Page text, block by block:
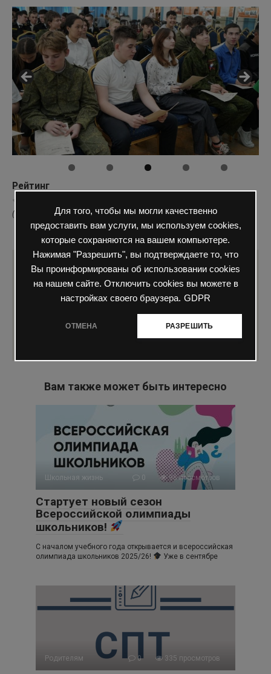
Для того, чтобы мы могли качественно
предоставить вам услуги, мы используем cookies,
которые сохраняются на вашем компьютере.
Нажимая "Разрешить", вы подтверждаете то, что
Вы проинформированы об использовании cookies
на нашем сайте. Отключить cookies вы можете в
настройках своего браузера. GDPR
ОТМЕНА РАЗРЕШИТЬ
Рейтинг
( Пока оценок нет )
Понравилась статья? Поделиться с
друзьями:
Вам также может быть интересно
Школьная жизнь 0 96 просмотров
Стартует новый сезон
Всероссийской олимпиады
школьников!
С началом учебного года открывается и всероссийская
олимпиада школьников 2025/26!
Уже в сентябре
Родителям 0 335 просмотров